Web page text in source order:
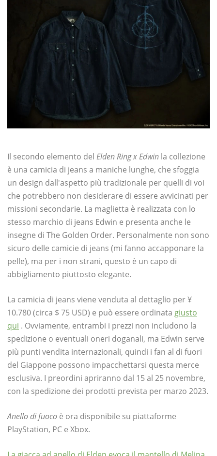
Il secondo elemento del Elden Ring x Edwin la collezione
è una camicia di jeans a maniche lunghe, che sfoggia
un design dall'aspetto più tradizionale per quelli di voi
che potrebbero non desiderare di essere avvicinati per
missioni secondarie. La maglietta è realizzata con lo
stesso marchio di jeans Edwin e presenta anche le
insegne di The Golden Order. Personalmente non sono
sicuro delle camicie di jeans (mi fanno accapponare la
pelle), ma per i non strani, questo è un capo di
abbigliamento piuttosto elegante.
La camicia di jeans viene venduta al dettaglio per ¥
10.780 (circa $ 75 USD) e può essere ordinata giusto
qui . Ovviamente, entrambi i prezzi non includono la
spedizione o eventuali oneri doganali, ma Edwin serve
più punti vendita internazionali, quindi i fan al di fuori
del Giappone possono impacchettarsi questa merce
esclusiva. I preordini apriranno dal 15 al 25 novembre,
con la spedizione dei prodotti prevista per marzo 2023.
Anello di fuoco è ora disponibile su piattaforme
PlayStation, PC e Xbox.